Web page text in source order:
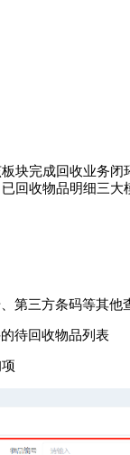
块完成回收业务
回收物品明细三大
第三方条码等其他
待回收物品列表